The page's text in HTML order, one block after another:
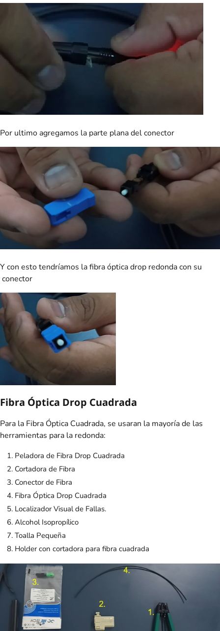
Por ultimo agregamos la parte plana del conector
Y con esto tendríamos la fibra óptica drop redonda con su
conector
Fibra Óptica Drop Cuadrada
Para la Fibra Óptica Cuadrada, se usaran la mayoría de las
herramientas para la redonda:
Peladora de Fibra Drop Cuadrada
Cortadora de Fibra
Conector de Fibra
Fibra Óptica Drop Cuadrada
Localizador Visual de Fallas.
Alcohol Isopropílico
Toalla Pequeña
Holder con cortadora para fibra cuadrada